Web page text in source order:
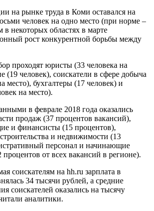
на рынке труда в Коми оставался на
человек на одно место (при норме –
в некоторых областях в марте
рост конкурентной борьбы между
проходят юристы (33 человека на
(19 человек), соискатели в сфере добыча
место), бухгалтеры (17 человек) и
на место).
в феврале 2018 года оказались
продаж (37 процентов вакансий),
и финансисты (15 процентов),
и недвижимости (13
персонал и начинающие
от всех вакансий в регионе).
соискателям на hh.ru зарплата в
34 тысячи рублей, а средние
соискателей оказались на тысячу
аналитики.